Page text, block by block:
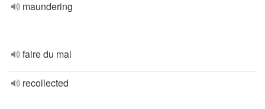
maundering
faire du mal
recollected